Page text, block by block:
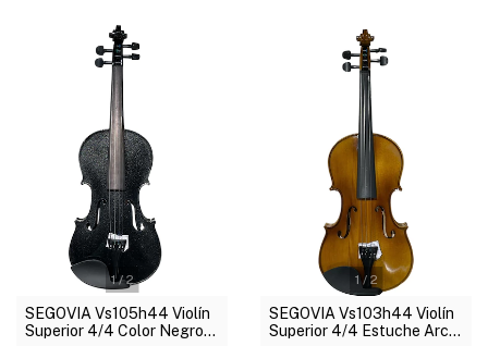
1/2
SEGOVIA Vs105h44 Violín
Superior 4/4 Color Negro
1/ 2
SEGOVIA Vs103h44 Violín
Superior 4/4 Estuche Arco